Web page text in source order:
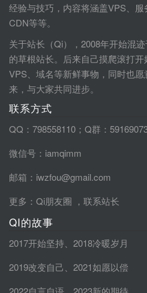
经验与技巧，内容将涵盖VPS、服
CDN等等。
关于站长（Qi），2008年开始混
的草根站长。后来自己摸爬滚打开
VPS、域名等新鲜事物，同时也
来，与大家共同进步。
联系方式
QQ：798558110；Q群：
微信号：iamqimm
邮箱：iwzfou@gmail.com
更多： Qi朋友圈 ， 联系站长
QI的故事
2017开始坚持
2018冷暖岁月
2019改变自己
2021如愿以偿